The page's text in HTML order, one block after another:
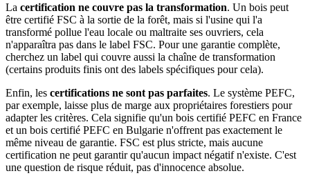
La certification ne couvre pas la transformation. Un bois peut
être certifié FSC à la sortie de la forêt, mais si l'usine qui l'a
transformé pollue l'eau locale ou maltraite ses ouvriers, cela
n'apparaîtra pas dans le label FSC. Pour une garantie complète,
cherchez un label qui couvre aussi la chaîne de transformation
(certains produits finis ont des labels spécifiques pour cela).
Enfin, les certifications ne sont pas parfaites. Le système PEFC,
par exemple, laisse plus de marge aux propriétaires forestiers pour
adapter les critères. Cela signifie qu'un bois certifié PEFC en France
et un bois certifié PEFC en Bulgarie n'offrent pas exactement le
même niveau de garantie. FSC est plus stricte, mais aucune
certification ne peut garantir qu'aucun impact négatif n'existe. C'est
une question de risque réduit, pas d'innocence absolue.